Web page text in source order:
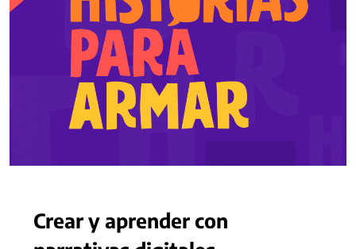
Crear y aprender con